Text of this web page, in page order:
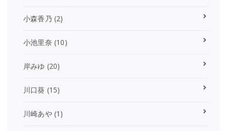
小森香乃 (2)
小池里奈 (10)
岸みゆ (20)
川口葵 (15)
川崎あや(1)